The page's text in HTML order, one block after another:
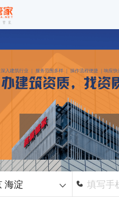
深入建筑行业 ｜ 服务范围多样 ｜ 操作流程便捷 ｜响应快